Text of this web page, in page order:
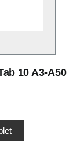
10 A3-A50